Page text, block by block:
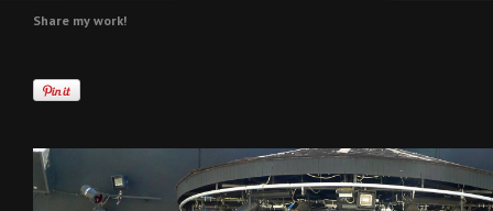
Share my work!